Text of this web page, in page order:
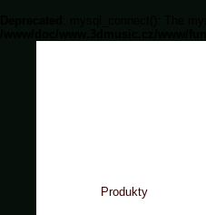
Produkty